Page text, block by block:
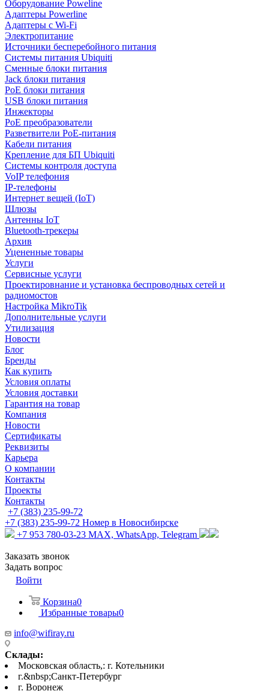
Оборудование Poweline
Адаптеры Powerline
Адаптеры с Wi-Fi
Электропитание
Источники бесперебойного питания
Системы питания Ubiquiti
Сменные блоки питания
Jack блоки питания
PoE блоки питания
USB блоки питания
Инжекторы
PoE преобразователи
Разветвители PoE-питания
Кабели питания
Крепление для БП Ubiquiti
Системы контроля доступа
VoIP телефония
IP-телефоны
Интернет вещей (IoT)
Шлюзы
Антенны IoT
Bluetooth-трекеры
Архив
Уцененные товары
Услуги
Сервисные услуги
Проектировнание и установка беспроводных сетей и
радиомостов
Настройка MikroTik
Дополнительные услуги
Утилизация
Новости
Блог
Бренды
Как купить
Условия оплаты
Условия доставки
Гарантия на товар
Компания
Новости
Сертификаты
Реквизиты
Карьера
О компании
Контакты
Проекты
Контакты
+7 (383) 235-99-72
+7 (383) 235-99-72 Номер в Новосибирске
+7 953 780-03-23 MAX, WhatsApp, Telegram
Заказать звонок
Задать вопрос
Войти
Корзина0
Избранные товары0
info@wifiray.ru
Склады:
Московская область,: г. Котельники
г.&nbsp;Санкт-Петербург
г. Воронеж